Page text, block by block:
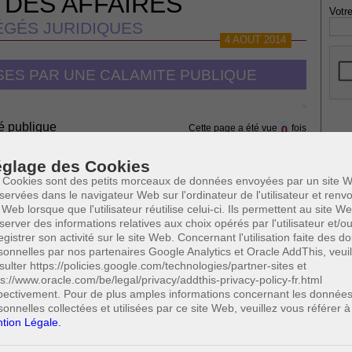
des Cookies
Cookies sont des petits morceaux de données envoyées par un site
dans le navigateur Web sur l'ordinateur de l'utilisateur et
lorsque que l'utilisateur réutilise celui-ci. Ils permettent au site
des informations relatives aux choix opérés par l'utilisateur et/
son activité sur le site Web. Concernant l'utilisation faite des
par nos partenaires Google Analytics et Oracle AddThis,
https://policies.google.com/technologies/partner-sites et
www.oracle.com/be/legal/privacy/addthis-privacy-policy-fr.html
Pour de plus amples informations concernant les données
collectées et utilisées par ce site Web, veuillez vous référer
Légale.
JURIDIQUES
4 AOUT 2014
PAR UNE CALAMITE PUBLIQUE
publique Cette page a été vue 0 fois
DE VOUS INTERESSER:
falsifiés
qui couvrent la plupart des sinistres causés notamment
*